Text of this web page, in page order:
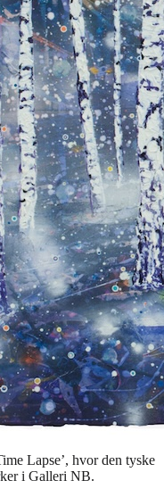
Lapse’, hvor den tyske
i Galleri NB.